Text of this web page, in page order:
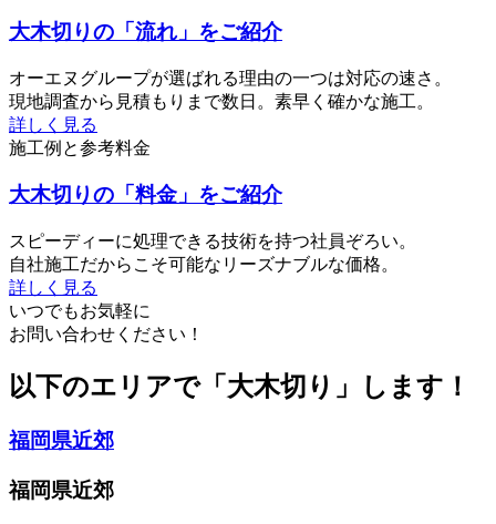
大木切りの「流れ」をご紹介
オーエヌグループが選ばれる理由の一つは対応の速さ。
現地調査から見積もりまで数日。素早く確かな施工。
詳しく見る
施工例と参考料金
大木切りの「料金」をご紹介
スピーディーに処理できる技術を持つ社員ぞろい。
自社施工だからこそ可能なリーズナブルな価格。
詳しく見る
いつでもお気軽に
お問い合わせください！
以下のエリアで「大木切り」します！
福岡県近郊
福岡県近郊